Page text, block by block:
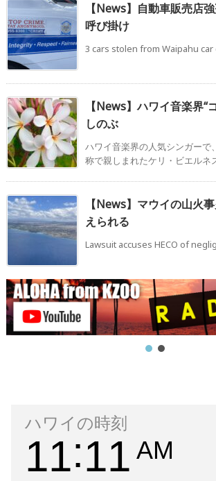
【News】自動車販売店
呼び掛け
3 cars stolen from Waipahu car
【News】ハワイ音楽界“
しのぶ
ハワイ音楽界の人気シンガーで
称で親しまれたケリ・ビエルネ
【News】マウイの山火
えられる
Lawsuit accuses HECO of
ハワイの時刻
11 11 AM